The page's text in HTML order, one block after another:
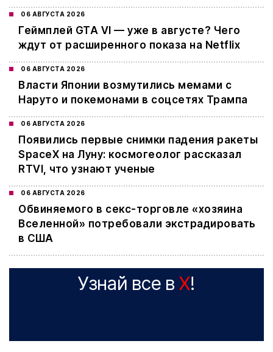
06 АВГУСТА 2026
Геймплей GTA VI — уже в августе? Чего
ждут от расширенного показа на Netflix
06 АВГУСТА 2026
Власти Японии возмутились мемами с
Наруто и покемонами в соцсетях Трампа
06 АВГУСТА 2026
Появились первые снимки падения ракеты
SpaceX на Луну: космогеолог рассказал
RTVI, что узнают ученые
06 АВГУСТА 2026
Обвиняемого в секс-торговле «хозяина
Вселенной» потребовали экстрадировать
в США
Узнай все в X!